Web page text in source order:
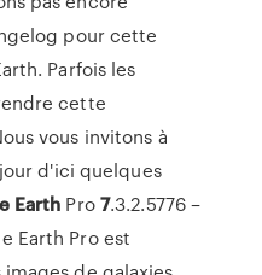
pour cette
Parfois les
cette
vous invitons à
d'ici quelques
Earth Pro7.3.2.5776 –
Earth Pro est